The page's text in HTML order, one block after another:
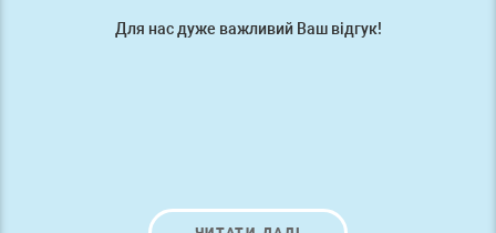
Для нас дуже важливий Ваш відгук!